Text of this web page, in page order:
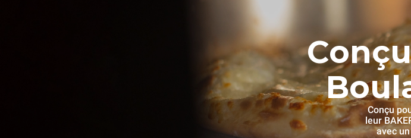
Conçu
leur
avec